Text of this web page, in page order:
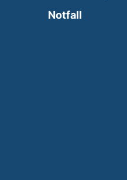
in a new window)
Notfall